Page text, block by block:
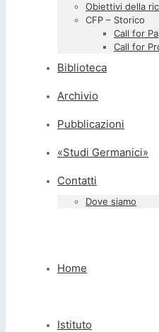
Obiettivi della
CFP – Storico
Call for
Call for
Biblioteca
Archivio
Pubblicazioni
«Studi Germanici»
Contatti
Dove siamo
Home
Istituto